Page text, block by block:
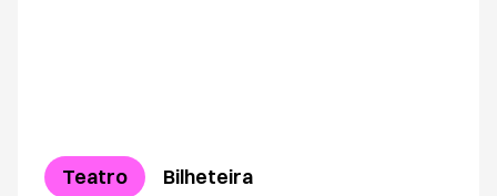
Teatro Bilheteira